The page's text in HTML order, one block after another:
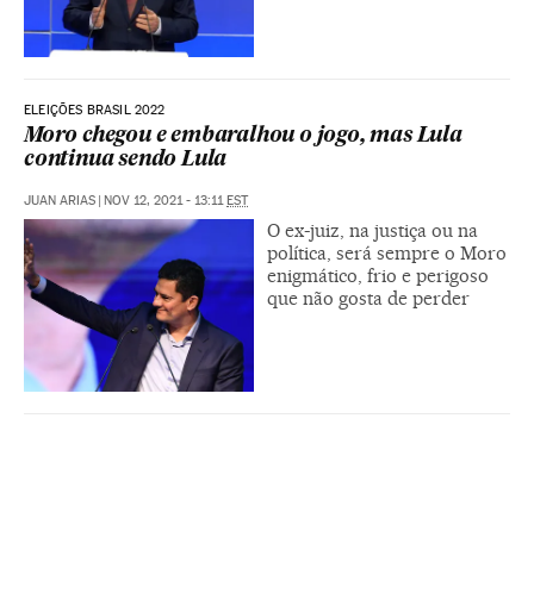
ELEIÇÕES BRASIL 2022
Moro chegou e embaralhou o jogo, mas Lula
continua sendo Lula
JUAN ARIAS | NOV 12, 2021 - 13:11EST
O ex-juiz, na justiça ou na
política, será sempre o Moro
enigmático, frio e perigoso
que não gosta de perder